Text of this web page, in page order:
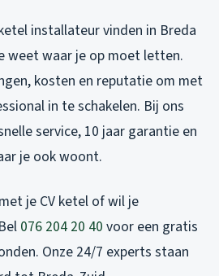
installateur vinden in Breda
weet waar je op moet letten.
kosten en reputatie om met
in te schakelen. Bij ons
service, 10 jaar garantie en
je ook woont.
je CV ketel of wil je
076 204 20 40 voor een gratis
Onze 24/7 experts staan